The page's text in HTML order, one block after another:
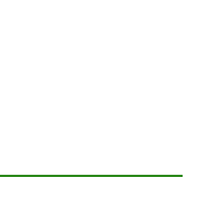
Template Kit số